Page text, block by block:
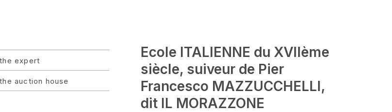
expert
auction house
Ecole ITALIENNE du XVIIème
siècle, suiveur de Pier
Francesco MAZZUCCHELLI,
dit IL MORAZZONE